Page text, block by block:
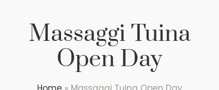
Massaggi Tuina
Open Day